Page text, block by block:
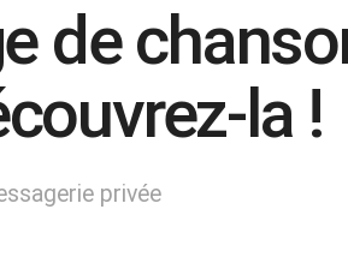
de
la !
privée